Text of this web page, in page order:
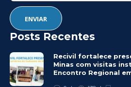
Posts Recentes
Recivil fortalece
Minas com visitas
Encontro Regional